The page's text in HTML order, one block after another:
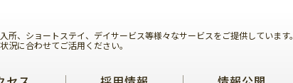
所、ショートステイ、デイサービス等様々なサービスをご提供しています。
況に合わせてご活用ください。